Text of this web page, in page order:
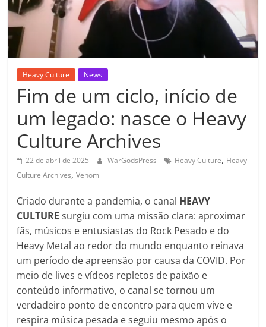
Heavy Culture News
Fim de um ciclo, início de
um legado: nasce o Heavy
Culture Archives
22 de abril de 2025 WarGodsPress Heavy Culture, Heavy
Culture Archives,Venom
Criado durante a pandemia, o canal HEAVY
CULTURE surgiu com uma missão clara: aproximar
fãs, músicos e entusiastas do Rock Pesado e do
Heavy Metal ao redor do mundo enquanto reinava
um período de apreensão por causa da COVID. Por
meio de lives e vídeos repletos de paixão e
conteúdo informativo, o canal se tornou um
verdadeiro ponto de encontro para quem vive e
respira música pesada e seguiu mesmo após o